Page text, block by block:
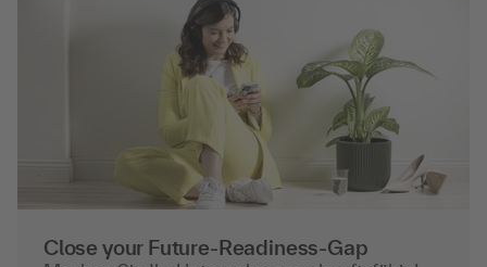
Close your Future-Readiness-Gap